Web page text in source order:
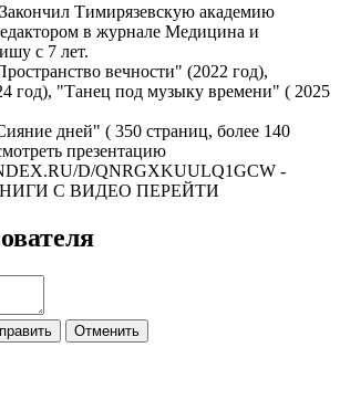
Тимирязевскую академию
в журнале Медицина и
с 7 лет.
вечности" (2022 год),
год), "Танец под музыку времени" ( 2025
дней" ( 350 страниц, более 140
презентацию
D/QNRGXKUULQ1GCW -
С ВИДЕО ПЕРЕЙТИ
Отменить